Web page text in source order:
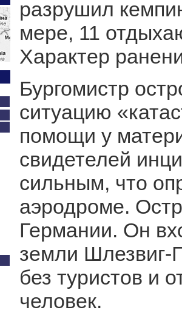
разрушил
мере, 11
Характер
Бургомистр
ситуацию
помощи у
свидетелей
сильным, что
аэродроме.
Германии. Он
земли Шлезвиг-
без туристов и
человек.